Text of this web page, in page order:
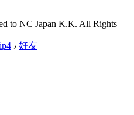
to NC Japan K.K. All Rights
› 好友